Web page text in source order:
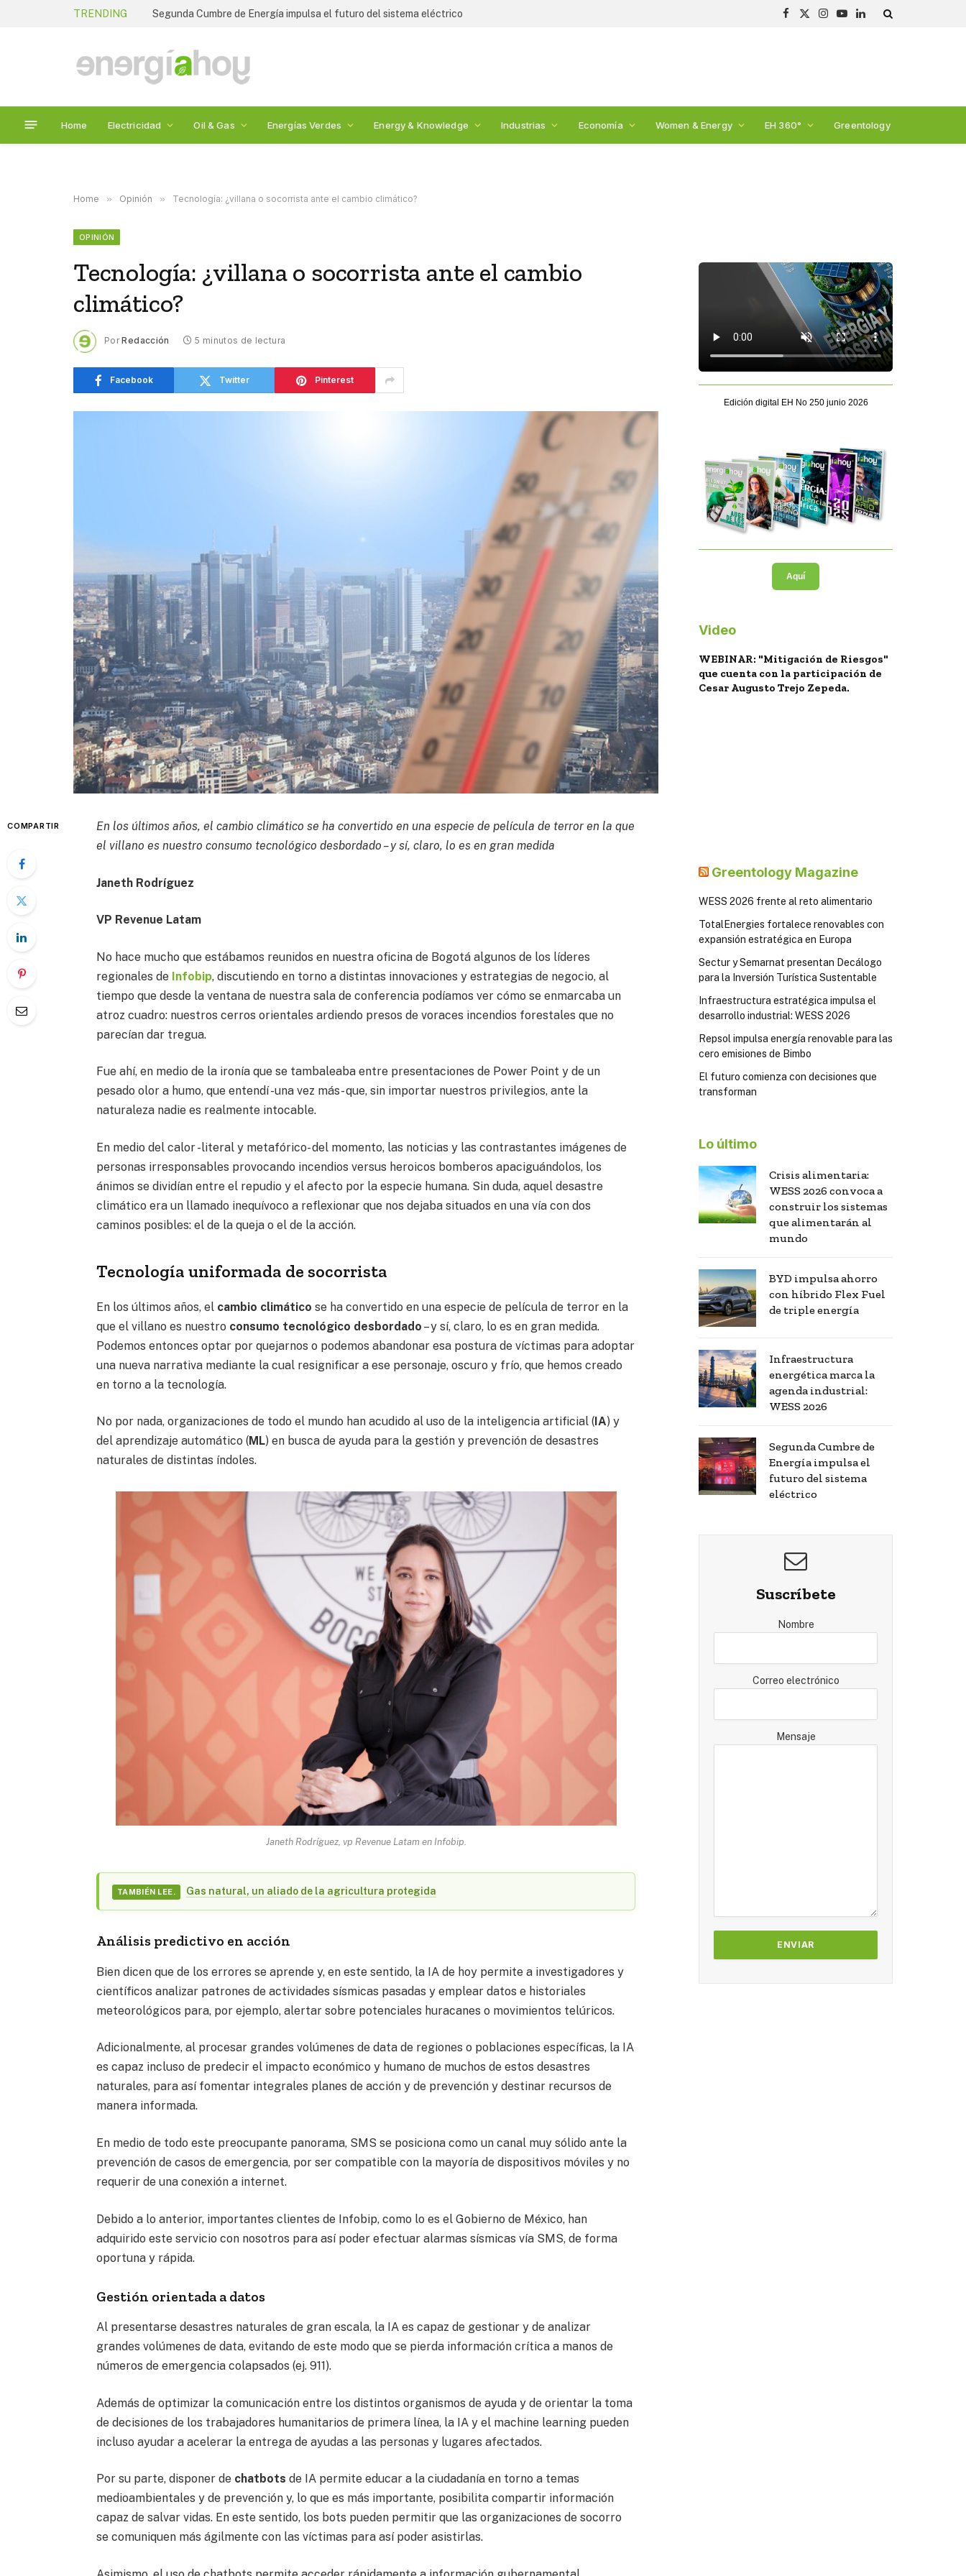
TRENDING Segunda Cumbre de Energía impulsa el futuro del sistema eléctrico
Facebook
X
Instagram
YouTubeLinkedIn
Home Electricidad Oil & Gas Energías Verdes Energy & Knowledge Industrias Economía Women & Energy EH 360° Greentology
Home » Opinión » Tecnología: ¿villana o socorrista ante el cambio climático?
OPINIÓN
Tecnología: ¿villana o socorrista ante el cambio
climático?
Por Redacción 5 minutos de lectura
Facebook Twitter Pinterest
COMPARTIR
En los últimos años, el cambio climático se ha convertido en una especie de película de terror en la que
el villano es nuestro consumo tecnológico desbordado – y sí, claro, lo es en gran medida
Janeth Rodríguez
VP Revenue Latam
No hace mucho que estábamos reunidos en nuestra oficina de Bogotá algunos de los líderes
regionales de Infobip, discutiendo en torno a distintas innovaciones y estrategias de negocio, al
tiempo que desde la ventana de nuestra sala de conferencia podíamos ver cómo se enmarcaba un
atroz cuadro: nuestros cerros orientales ardiendo presos de voraces incendios forestales que no
parecían dar tregua.
Fue ahí, en medio de la ironía que se tambaleaba entre presentaciones de Power Point y de un
pesado olor a humo, que entendí -una vez más- que, sin importar nuestros privilegios, ante la
naturaleza nadie es realmente intocable.
En medio del calor -literal y metafórico- del momento, las noticias y las contrastantes imágenes de
personas irresponsables provocando incendios versus heroicos bomberos apaciguándolos, los
ánimos se dividían entre el repudio y el afecto por la especie humana. Sin duda, aquel desastre
climático era un llamado inequívoco a reflexionar que nos dejaba situados en una vía con dos
caminos posibles: el de la queja o el de la acción.
Tecnología uniformada de socorrista
En los últimos años, el cambio climático se ha convertido en una especie de película de terror en la
que el villano es nuestro consumo tecnológico desbordado – y sí, claro, lo es en gran medida.
Podemos entonces optar por quejarnos o podemos abandonar esa postura de víctimas para adoptar
una nueva narrativa mediante la cual resignificar a ese personaje, oscuro y frío, que hemos creado
en torno a la tecnología.
No por nada, organizaciones de todo el mundo han acudido al uso de la inteligencia artificial (IA) y
del aprendizaje automático (ML) en busca de ayuda para la gestión y prevención de desastres
naturales de distintas índoles.
Janeth Rodríguez, vp Revenue Latam en Infobip.
TAMBIÉN LEE. Gas natural, un aliado de la agricultura protegida
Análisis predictivo en acción
Bien dicen que de los errores se aprende y, en este sentido, la IA de hoy permite a investigadores y
científicos analizar patrones de actividades sísmicas pasadas y emplear datos e historiales
meteorológicos para, por ejemplo, alertar sobre potenciales huracanes o movimientos telúricos.
Adicionalmente, al procesar grandes volúmenes de data de regiones o poblaciones específicas, la IA
es capaz incluso de predecir el impacto económico y humano de muchos de estos desastres
naturales, para así fomentar integrales planes de acción y de prevención y destinar recursos de
manera informada.
En medio de todo este preocupante panorama, SMS se posiciona como un canal muy sólido ante la
prevención de casos de emergencia, por ser compatible con la mayoría de dispositivos móviles y no
requerir de una conexión a internet.
Debido a lo anterior, importantes clientes de Infobip, como lo es el Gobierno de México, han
adquirido este servicio con nosotros para así poder efectuar alarmas sísmicas vía SMS, de forma
oportuna y rápida.
Gestión orientada a datos
Al presentarse desastres naturales de gran escala, la IA es capaz de gestionar y de analizar
grandes volúmenes de data, evitando de este modo que se pierda información crítica a manos de
números de emergencia colapsados (ej. 911).
Además de optimizar la comunicación entre los distintos organismos de ayuda y de orientar la toma
de decisiones de los trabajadores humanitarios de primera línea, la IA y el machine learning pueden
incluso ayudar a acelerar la entrega de ayudas a las personas y lugares afectados.
Por su parte, disponer de chatbots de IA permite educar a la ciudadanía en torno a temas
medioambientales y de prevención y, lo que es más importante, posibilita compartir información
capaz de salvar vidas. En este sentido, los bots pueden permitir que las organizaciones de socorro
se comuniquen más ágilmente con las víctimas para así poder asistirlas.
Edición digital EH No 250 junio 2026
Aquí
Video
WEBINAR: "Mitigación de Riesgos"
que cuenta con la participación de
Cesar Augusto Trejo Zepeda.
Greentology Magazine
WESS 2026 frente al reto alimentario
TotalEnergies fortalece renovables con
expansión estratégica en Europa
Sectur y Semarnat presentan Decálogo
para la Inversión Turística Sustentable
Infraestructura estratégica impulsa el
desarrollo industrial: WESS 2026
Repsol impulsa energía renovable para las
cero emisiones de Bimbo
El futuro comienza con decisiones que
transforman
Lo último
Crisis alimentaria:
WESS 2026 convoca a
construir los sistemas
que alimentarán al
mundo
BYD impulsa ahorro
con híbrido Flex Fuel
de triple energía
Infraestructura
energética marca la
agenda industrial:
WESS 2026
Segunda Cumbre de
Energía impulsa el
futuro del sistema
eléctrico
Suscríbete
Nombre
Correo electrónico
Mensaje